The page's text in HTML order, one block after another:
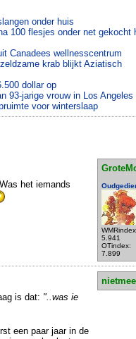
onder huis
100 flesjes onder net gekocht
Canadees wellnesscentrum
krab blijkt Aziatisch
dollar op
93-jarige vrouw in Los Angeles
voor winterslaap
5.941
OTindex:
7.899
het iemands
is dat: "..was ie
een paar jaar in de